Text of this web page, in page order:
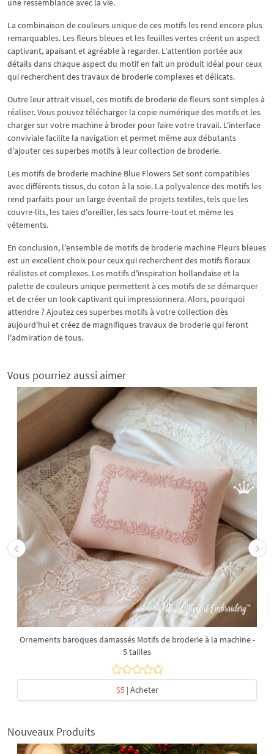
La combinaison de couleurs unique de ces motifs les rend encore plus
remarquables. Les fleurs bleues et les feuilles vertes créent un aspect
captivant, apaisant et agréable à regarder. L'attention portée aux
détails dans chaque aspect du motif en fait un produit idéal pour ceux
qui recherchent des travaux de broderie complexes et délicats.
Outre leur attrait visuel, ces motifs de broderie de fleurs sont simples à
réaliser. Vous pouvez télécharger la copie numérique des motifs et les
charger sur votre machine à broder pour faire votre travail. L'interface
conviviale facilite la navigation et permet même aux débutants
d'ajouter ces superbes motifs à leur collection de broderie.
Les motifs de broderie machine Blue Flowers Set sont compatibles
avec différents tissus, du coton à la soie. La polyvalence des motifs les
rend parfaits pour un large éventail de projets textiles, tels que les
couvre-lits, les taies d'oreiller, les sacs fourre-tout et même les
vêtements.
En conclusion, l'ensemble de motifs de broderie machine Fleurs bleues
est un excellent choix pour ceux qui recherchent des motifs floraux
réalistes et complexes. Les motifs d'inspiration hollandaise et la
palette de couleurs unique permettent à ces motifs de se démarquer
et de créer un look captivant qui impressionnera. Alors, pourquoi
attendre ? Ajoutez ces superbes motifs à votre collection dès
aujourd'hui et créez de magnifiques travaux de broderie qui feront
l'admiration de tous.
Vous pourriez aussi aimer
Ornements baroques damassés Motifs de broderie à la machine -
5 tailles
$5| Acheter
Nouveaux Produits